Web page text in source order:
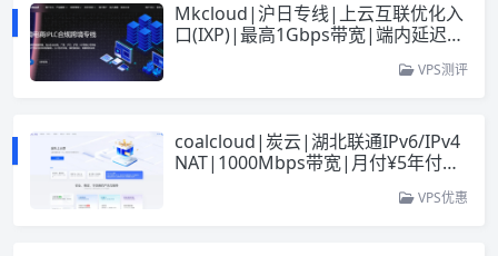
Mkcloud|沪日专线|上云互联优化入
口(IXP)|最高1Gbps带宽|端内延迟25
VPS测评
coalcloud|炭云|湖北联通IPv6/IPv4
NAT|1000Mbps带宽|月付¥5年付
VPS优惠